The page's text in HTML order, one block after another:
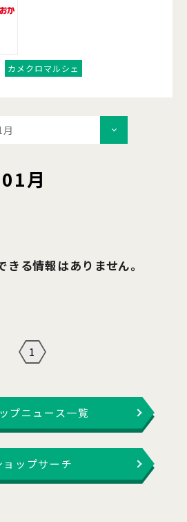
カメクロマルシェ
月
きる情報はありません。
1
プニュース一覧
ョップサーチ